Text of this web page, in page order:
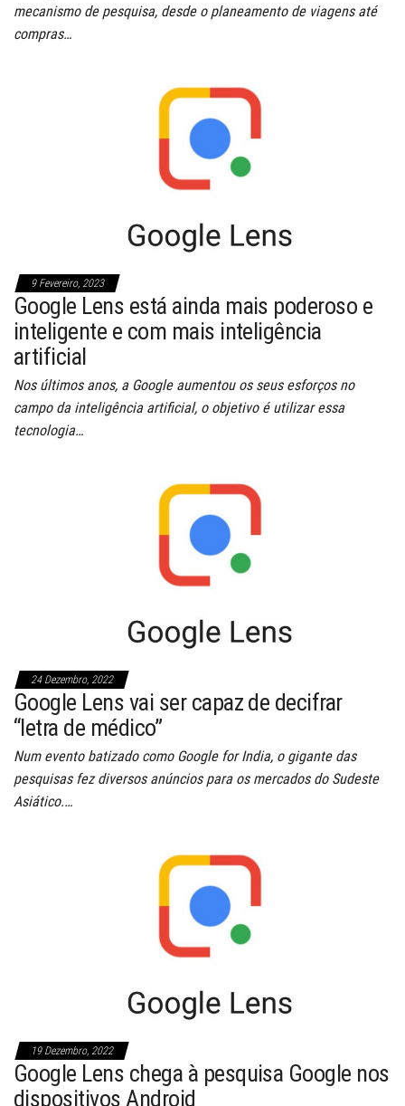
mecanismo de pesquisa, desde o planeamento de viagens até
compras…
9 Fevereiro, 2023
Google Lens está ainda mais poderoso e
inteligente e com mais inteligência
artificial
Nos últimos anos, a Google aumentou os seus esforços no
campo da inteligência artificial, o objetivo é utilizar essa
tecnologia…
24 Dezembro, 2022
Google Lens vai ser capaz de decifrar
“letra de médico”
Num evento batizado como Google for India, o gigante das
pesquisas fez diversos anúncios para os mercados do Sudeste
Asiático.…
19 Dezembro, 2022
Google Lens chega à pesquisa Google nos
dispositivos Android